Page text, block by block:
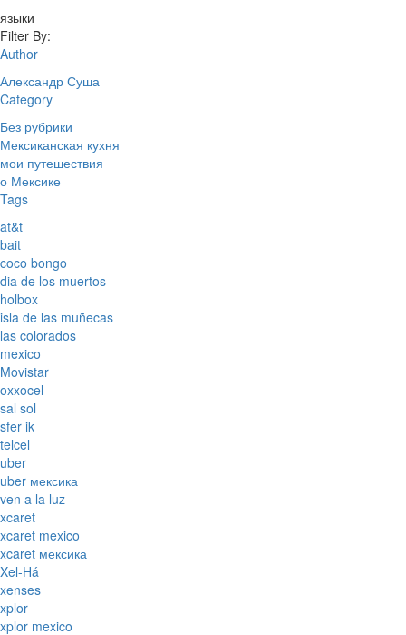
языки
Filter By:
Author
Александр Суша
Category
Без рубрики
Мексиканская кухня
мои путешествия
о Мексике
Tags
at&t
bait
coco bongo
dia de los muertos
holbox
isla de las muñecas
las colorados
mexico
Movistar
oxxocel
sal sol
sfer ik
telcel
uber
uber мексика
ven a la luz
xcaret
xcaret mexico
xcaret мексика
Xel-Há
xenses
xplor
xplor mexico